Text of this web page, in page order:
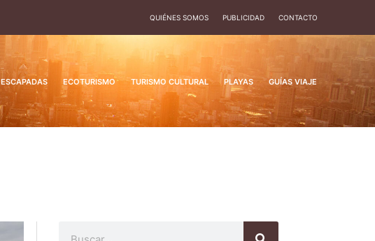
QUIÉNES SOMOS PUBLICIDAD CONTACTO
ESCAPADAS ECOTURISMO TURISMO CULTURAL PLAYAS GUÍAS VIAJE